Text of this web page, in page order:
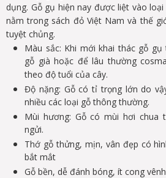
dụng. Gỗ gụ hiện nay được liệt vào
nằm trong sách đỏ Việt Nam và thế
tuyệt chủng.
Màu sắc: Khi mới khai thác gỗ
gỗ già hoặc để lâu thường
theo độ tuổi của cây.
Độ nặng: Gỗ có tỉ trọng lớn do
nhiều các loại gỗ thông thường.
Mùi hương: Gỗ có mùi hơi chua
ngửi.
Thớ gỗ thửng, mịn, vân đẹp có
bắt mắt
Gỗ bền, dễ đánh bóng, ít cong